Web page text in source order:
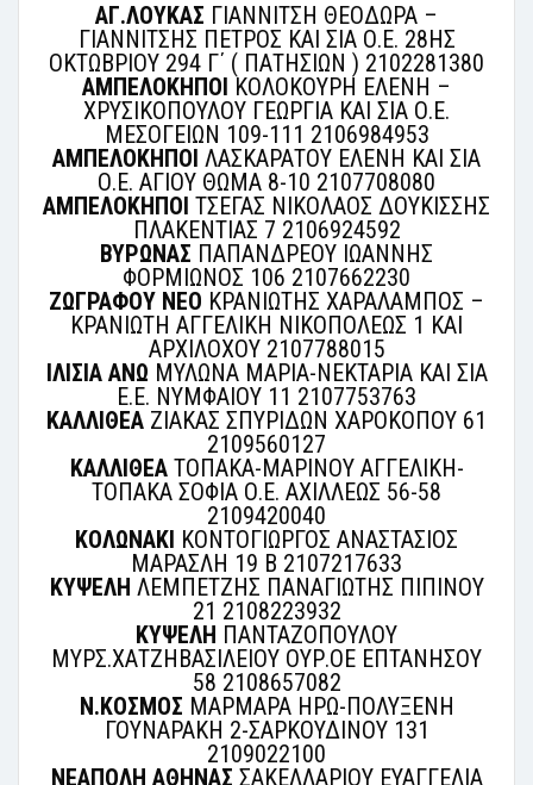
ΑΓ.ΛΟΥΚΑΣ ΓΙΑΝΝΙΤΣΗ ΘΕΟΔΩΡΑ –
ΓΙΑΝΝΙΤΣΗΣ ΠΕΤΡΟΣ ΚΑΙ ΣΙΑ Ο.Ε. 28ΗΣ
ΟΚΤΩΒΡΙΟΥ 294 Γ΄ ( ΠΑΤΗΣΙΩΝ ) 2102281380
ΑΜΠΕΛΟΚΗΠΟΙ ΚΟΛΟΚΟΥΡΗ ΕΛΕΝΗ –
ΧΡΥΣΙΚΟΠΟΥΛΟΥ ΓΕΩΡΓΙΑ ΚΑΙ ΣΙΑ Ο.Ε.
ΜΕΣΟΓΕΙΩΝ 109-111 2106984953
ΑΜΠΕΛΟΚΗΠΟΙ ΛΑΣΚΑΡΑΤΟΥ ΕΛΕΝΗ ΚΑΙ ΣΙΑ
Ο.Ε. ΑΓΙΟΥ ΘΩΜΑ 8-10 2107708080
ΑΜΠΕΛΟΚΗΠΟΙ ΤΣΕΓΑΣ ΝΙΚΟΛΑΟΣ ΔΟΥΚΙΣΣΗΣ
ΠΛΑΚΕΝΤΙΑΣ 7 2106924592
ΒΥΡΩΝΑΣ ΠΑΠΑΝΔΡΕΟΥ ΙΩΑΝΝΗΣ
ΦΟΡΜΙΩΝΟΣ 106 2107662230
ΖΩΓΡΑΦΟΥ ΝΕΟ ΚΡΑΝΙΩΤΗΣ ΧΑΡΑΛΑΜΠΟΣ –
ΚΡΑΝΙΩΤΗ ΑΓΓΕΛΙΚΗ ΝΙΚΟΠΟΛΕΩΣ 1 ΚΑΙ
ΑΡΧΙΛΟΧΟΥ 2107788015
ΙΛΙΣΙΑ ΑΝΩ ΜΥΛΩΝΑ ΜΑΡΙΑ-ΝΕΚΤΑΡΙΑ ΚΑΙ ΣΙΑ
Ε.Ε. ΝΥΜΦΑΙΟΥ 11 2107753763
ΚΑΛΛΙΘΕΑ ΖΙΑΚΑΣ ΣΠΥΡΙΔΩΝ ΧΑΡΟΚΟΠΟΥ 61
2109560127
ΚΑΛΛΙΘΕΑΤΟΠΑΚΑ-ΜΑΡΙΝΟΥ ΑΓΓΕΛΙΚΗ-
ΤΟΠΑΚΑ ΣΟΦΙΑ Ο.Ε. ΑΧΙΛΛΕΩΣ 56-58
2109420040
ΚΟΛΩΝΑΚΙ ΚΟΝΤΟΓΙΩΡΓΟΣ ΑΝΑΣΤΑΣΙΟΣ
ΜΑΡΑΣΛΗ 19 Β 2107217633
ΚΥΨΕΛΗ ΛΕΜΠΕΤΖΗΣ ΠΑΝΑΓΙΩΤΗΣ ΠΙΠΙΝΟΥ
21 2108223932
ΚΥΨΕΛΗ ΠΑΝΤΑΖΟΠΟΥΛΟΥ
ΜΥΡΣ.ΧΑΤΖΗΒΑΣΙΛΕΙΟΥ ΟΥΡ.ΟΕ ΕΠΤΑΝΗΣΟΥ
58 2108657082
Ν.ΚΟΣΜΟΣ ΜΑΡΜΑΡΑ ΗΡΩ-ΠΟΛΥΞΕΝΗ
ΓΟΥΝΑΡΑΚΗ 2-ΣΑΡΚΟΥΔΙΝΟΥ 131
2109022100
ΝΕΑΠΟΛΗ ΑΘΗΝΑΣ ΣΑΚΕΛΛΑΡΙΟΥ ΕΥΑΓΓΕΛΙΑ